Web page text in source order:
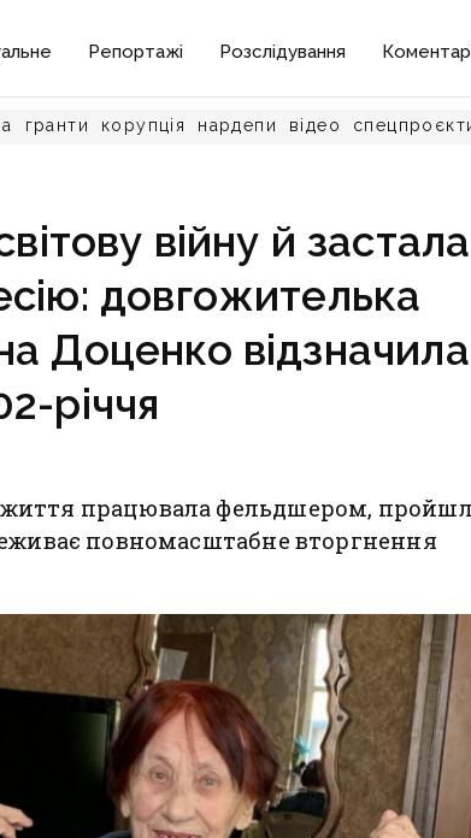
Репортажі Розслідування
гранти корупція нардепи відео
війну й застала
довгожителька
Доценко відзначила
річчя
працювала фельдшером,
повномасштабне вторгнення